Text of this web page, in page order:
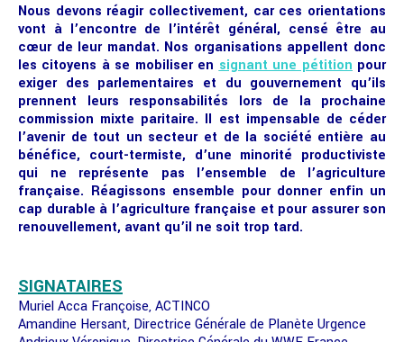
Nous devons réagir collectivement, car ces orientations
vont à l’encontre de l’intérêt général, censé être au
cœur de leur mandat. Nos organisations appellent donc
les citoyens à se mobiliser en signant une pétition pour
exiger des parlementaires et du gouvernement qu’ils
prennent leurs responsabilités lors de la prochaine
commission mixte paritaire. Il est impensable de céder
l’avenir de tout un secteur et de la société entière au
bénéfice, court-termiste, d’une minorité productiviste
qui ne représente pas l’ensemble de l’agriculture
française. Réagissons ensemble pour donner enfin un
cap durable à l’agriculture française et pour assurer son
renouvellement, avant qu’il ne soit trop tard.
SIGNATAIRES
Muriel Acca Françoise, ACTINCO
Amandine Hersant, Directrice Générale de Planète Urgence